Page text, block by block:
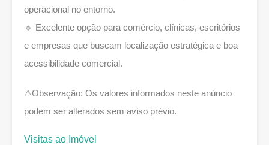
operacional no entorno.
🔹 Excelente opção para comércio, clínicas, escritórios
e empresas que buscam localização estratégica e boa
acessibilidade comercial.
⚠Observação: Os valores informados neste anúncio
podem ser alterados sem aviso prévio.
Visitas ao Imóvel